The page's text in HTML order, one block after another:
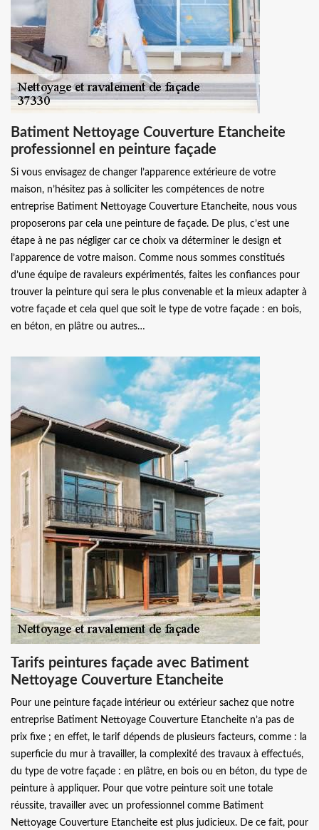
Batiment Nettoyage Couverture Etancheite
professionnel en peinture façade
Si vous envisagez de changer l’apparence extérieure de votre
maison, n’hésitez pas à solliciter les compétences de notre
entreprise Batiment Nettoyage Couverture Etancheite, nous vous
proposerons par cela une peinture de façade. De plus, c’est une
étape à ne pas négliger car ce choix va déterminer le design et
l’apparence de votre maison. Comme nous sommes constitués
d’une équipe de ravaleurs expérimentés, faites les confiances pour
trouver la peinture qui sera le plus convenable et la mieux adapter à
votre façade et cela quel que soit le type de votre façade : en bois,
en béton, en plâtre ou autres…
Tarifs peintures façade avec Batiment
Nettoyage Couverture Etancheite
Pour une peinture façade intérieur ou extérieur sachez que notre
entreprise Batiment Nettoyage Couverture Etancheite n’a pas de
prix fixe ; en effet, le tarif dépends de plusieurs facteurs, comme : la
superficie du mur à travailler, la complexité des travaux à effectués,
du type de votre façade : en plâtre, en bois ou en béton, du type de
peinture à appliquer. Pour que votre peinture soit une totale
réussite, travailler avec un professionnel comme Batiment
Nettoyage Couverture Etancheite est plus judicieux. De ce fait, pour